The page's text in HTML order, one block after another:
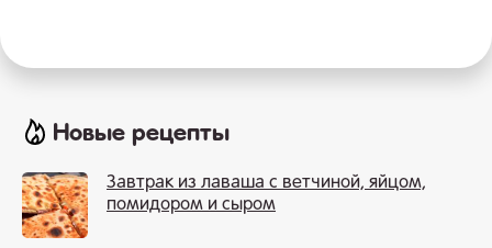
Новые рецепты
Завтрак из лаваша с ветчиной, яйцом,
помидором и сыром